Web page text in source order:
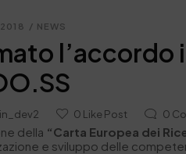
/ NEWS
l’accordo
0 Like Post 0
della “Carta Europea dei
e sviluppo delle